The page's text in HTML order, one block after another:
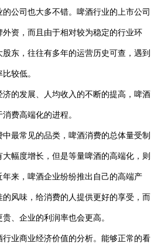
司也大多不错。啤酒行业的上市公司
资，而且由于相对较为稳定的行业环
东，往往有多年的运营历史可查，遇到
较低。
的发展、人均收入的不断的提高，啤酒
费高端化的进程。
常见的品类，啤酒消费的总体量受制
幅度增长，但是等量啤酒的高端化，则
来，啤酒企业纷纷推出自己的高端产
风味，给消费的人提供更好的享受，而
、企业的利润率也会更高。
业商业经济价值的分析。能够正常的看